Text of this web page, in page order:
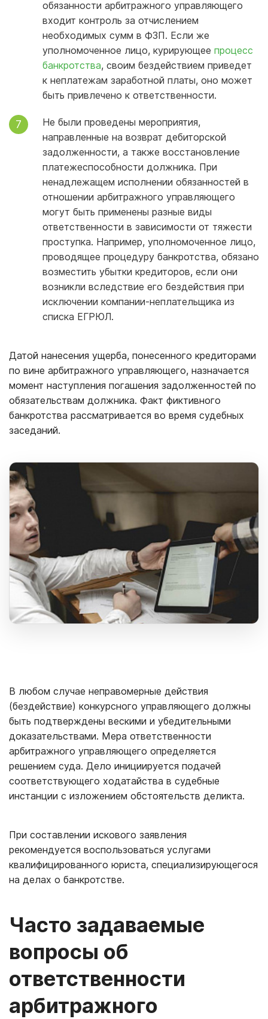
обязанности арбитражного управляющего
входит контроль за отчислением
необходимых сумм в ФЗП. Если же
уполномоченное лицо, курирующее процесс
банкротства, своим бездействием приведет
к неплатежам заработной платы, оно может
быть привлечено к ответственности.
Не были проведены мероприятия,
направленные на возврат дебиторской
задолженности, а также восстановление
платежеспособности должника. При
ненадлежащем исполнении обязанностей в
отношении арбитражного управляющего
могут быть применены разные виды
ответственности в зависимости от тяжести
проступка. Например, уполномоченное лицо,
проводящее процедуру банкротства, обязано
возместить убытки кредиторов, если они
возникли вследствие его бездействия при
исключении компании-неплательщика из
списка ЕГРЮЛ.
Датой нанесения ущерба, понесенного кредиторами
по вине арбитражного управляющего, назначается
момент наступления погашения задолженностей по
обязательствам должника. Факт фиктивного
банкротства рассматривается во время судебных
заседаний.
В любом случае неправомерные действия
(бездействие) конкурсного управляющего должны
быть подтверждены вескими и убедительными
доказательствами. Мера ответственности
арбитражного управляющего определяется
решением суда. Дело инициируется подачей
соответствующего ходатайства в судебные
инстанции с изложением обстоятельств деликта.
При составлении искового заявления
рекомендуется воспользоваться услугами
квалифицированного юриста, специализирующегося
на делах о банкротстве.
Часто задаваемые
вопросы об
ответственности
арбитражного